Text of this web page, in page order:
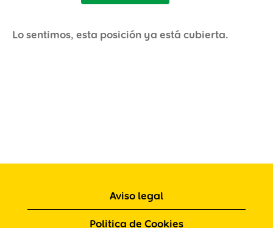
Lo sentimos, esta posición ya está cubierta.
Aviso legal
Politica de Cookies